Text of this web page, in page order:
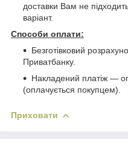
доставки Вам не
варіант.
Способи оплати:
Безготівковий
Приватбанку.
Накладений платіж ―
(оплачується покупцем).
Приховати